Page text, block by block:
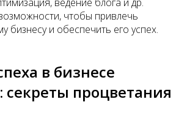
чтобы привлечь
бизнесу и обеспечить его успех.
в бизнесе
секреты процветания